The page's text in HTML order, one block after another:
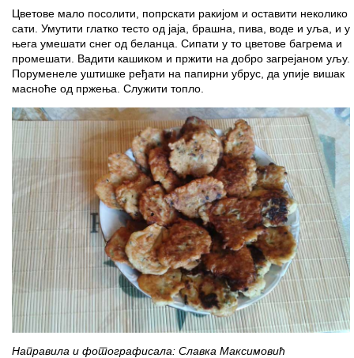
Цветове мало посолити, попрскати ракијом и оставити неколико
сати. Умутити глатко тесто од јаја, брашна, пива, воде и уља, и у
њега умешати снег од беланца. Сипати у то цветове багрема и
промешати. Вадити кашиком и пржити на добро загрејаном уљу.
Поруменеле уштишке ређати на папирни убрус, да упије вишак
масноће од пржења. Служити топло.
Направила и фотографисала: Славка Максимовић